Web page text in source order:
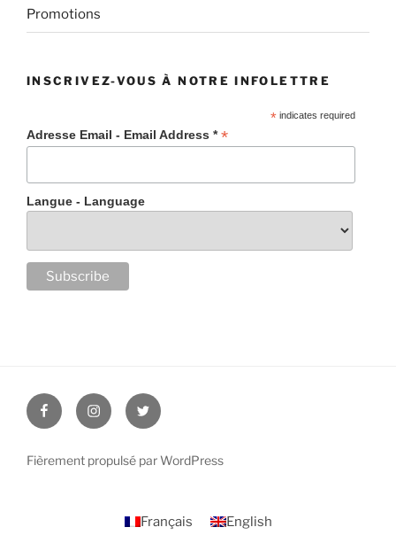
Promotions
INSCRIVEZ-VOUS À NOTRE INFOLETTRE
* indicates required
Adresse Email - Email Address **
Langue - Language
FacebookInstagramTwitter
Fièrement propulsé par WordPress
Français English